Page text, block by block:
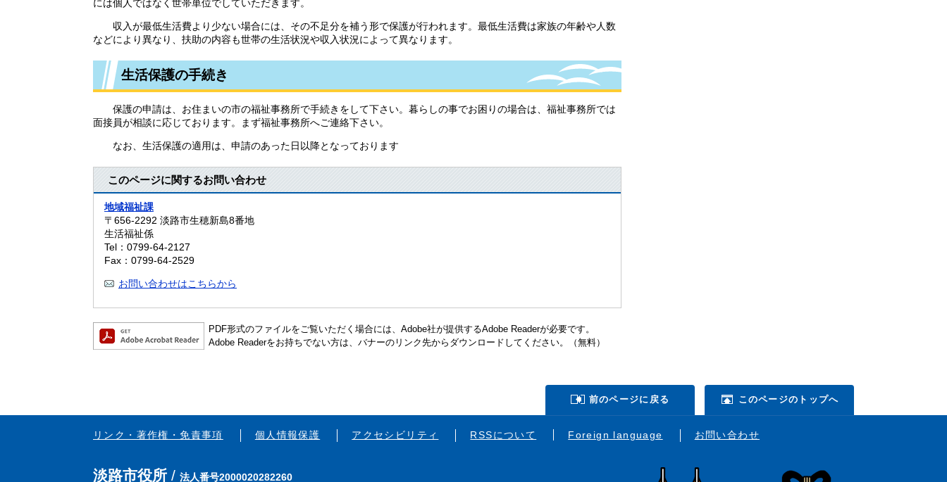
には個人ではなく世帯単位でしていただきます。
収入が最低生活費より少ない場合には、その不足分を補う形で保護が行われます。最低生活費は家族の年齢や人数
などにより異なり、扶助の内容も世帯の生活状況や収入状況によって異なります。
生活保護の手続き
保護の申請は、お住まいの市の福祉事務所で手続きをして下さい。暮らしの事でお困りの場合は、福祉事務所では
面接員が相談に応じております。まず福祉事務所へご連絡下さい。
なお、生活保護の適用は、申請のあった日以降となっております
このページに関するお問い合わせ
地域福祉課
〒656-2292 淡路市生穂新島8番地
生活福祉係
Tel：0799-64-2127
Fax：0799-64-2529
お問い合わせはこちらから
PDF形式のファイルをご覧いただく場合には、Adobe社が提供するAdobe Readerが必要です。
Adobe Readerをお持ちでない方は、バナーのリンク先からダウンロードしてください。（無料）
前のページに戻る このページのトップへ
リンク・著作権・免責事項 個人情報保護 アクセシビリティ RSSについて Foreign language お問い合わせ
淡路市役所 法人番号2000020282260